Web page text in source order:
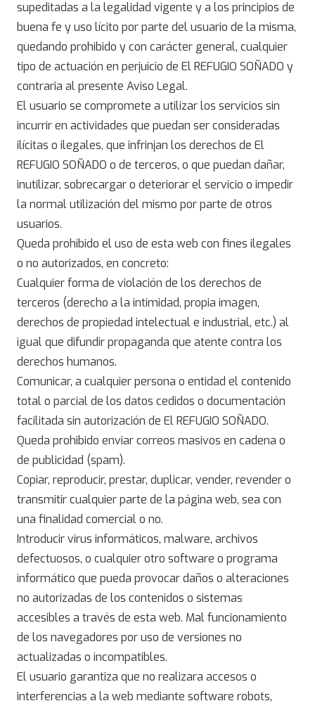
supeditadas a la legalidad vigente y a los principios de
buena fe y uso lícito por parte del usuario de la misma,
quedando prohibido y con carácter general, cualquier
tipo de actuación en perjuicio de El REFUGIO SOÑADO y
contraria al presente Aviso Legal.
El usuario se compromete a utilizar los servicios sin
incurrir en actividades que puedan ser consideradas
ilícitas o ilegales, que infrinjan los derechos de El
REFUGIO SOÑADO o de terceros, o que puedan dañar,
inutilizar, sobrecargar o deteriorar el servicio o impedir
la normal utilización del mismo por parte de otros
usuarios.
Queda prohibido el uso de esta web con fines ilegales
o no autorizados, en concreto:
Cualquier forma de violación de los derechos de
terceros (derecho a la intimidad, propia imagen,
derechos de propiedad intelectual e industrial, etc.) al
igual que difundir propaganda que atente contra los
derechos humanos.
Comunicar, a cualquier persona o entidad el contenido
total o parcial de los datos cedidos o documentación
facilitada sin autorización de El REFUGIO SOÑADO.
Queda prohibido enviar correos masivos en cadena o
de publicidad (spam).
Copiar, reproducir, prestar, duplicar, vender, revender o
transmitir cualquier parte de la página web, sea con
una finalidad comercial o no.
Introducir virus informáticos, malware, archivos
defectuosos, o cualquier otro software o programa
informático que pueda provocar daños o alteraciones
no autorizadas de los contenidos o sistemas
accesibles a través de esta web. Mal funcionamiento
de los navegadores por uso de versiones no
actualizadas o incompatibles.
El usuario garantiza que no realizara accesos o
interferencias a la web mediante software robots,